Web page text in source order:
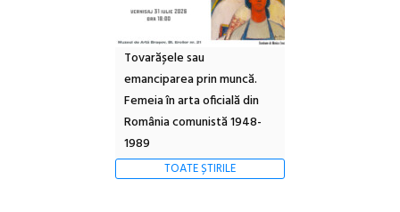
Tovarășele sau
emanciparea prin muncă.
Femeia în arta oficială din
România comunistă 1948-
1989
TOATE ȘTIRILE